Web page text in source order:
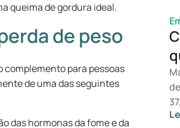
queima de gordura ideal.
de peso
complemento para pessoas
de uma das seguintes
das hormonas da fome e da
de